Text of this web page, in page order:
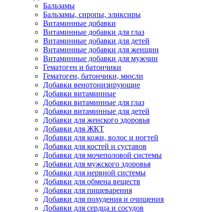
Бальзамы
Бальзамы, сиропы, эликсиры
Витаминные добавки
Витаминные добавки для глаз
Витаминные добавки для детей
Витаминные добавки для женщин
Витаминные добавки для мужчин
Гематоген и батончики
Гематоген, батончики, мюсли
Добавки венотонизирующие
Добавки витаминные
Добавки витаминные для глаз
Добавки витаминные для детей
Добавки для женского здоровья
Добавки для ЖКТ
Добавки для кожи, волос и ногтей
Добавки для костей и суставов
Добавки для мочеполовой системы
Добавки для мужского здоровья
Добавки для нервной системы
Добавки для обмена веществ
Добавки для пищеварения
Добавки для похудения и очищения
Добавки для сердца и сосудов